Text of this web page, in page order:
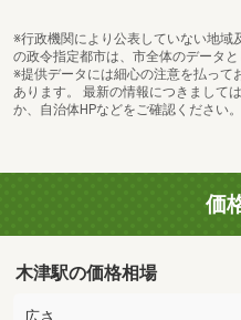
※行政機関により公表していない地域
の政令指定都市は、市全体のデータと
※提供データには細心の注意を払って
あります。 最新の情報につきまして
か、自治体HPなどをご確認ください。
価
木津駅の価格相場